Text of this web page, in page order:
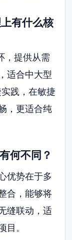
有什么核
，提供从需
适合中大型
践，在敏捷
，更适合纯
何不同？
优势在于多
合，能够将
缝联动，适
目。